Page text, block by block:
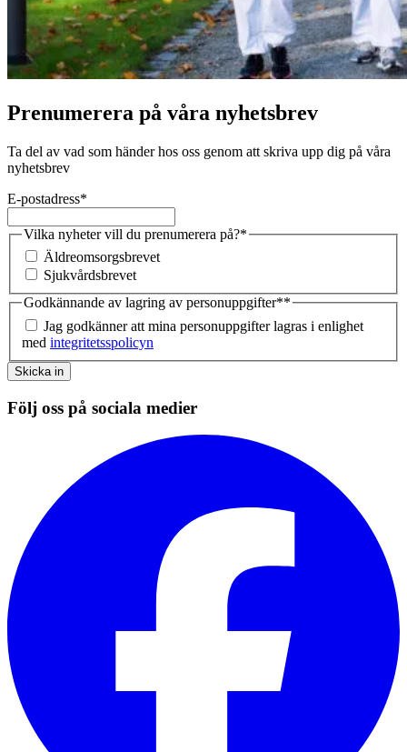
Prenumerera på våra nyhetsbrev
Ta del av vad som händer hos oss genom att skriva upp dig på våra
nyhetsbrev
E-postadress*
Vilka nyheter vill du prenumerera på?*
Äldreomsorgsbrevet
Sjukvårdsbrevet
Godkännande av lagring av personuppgifter**
Jag godkänner att mina personuppgifter lagras i enlighet
med integritetsspolicyn
Skicka in
Följ oss på sociala medier